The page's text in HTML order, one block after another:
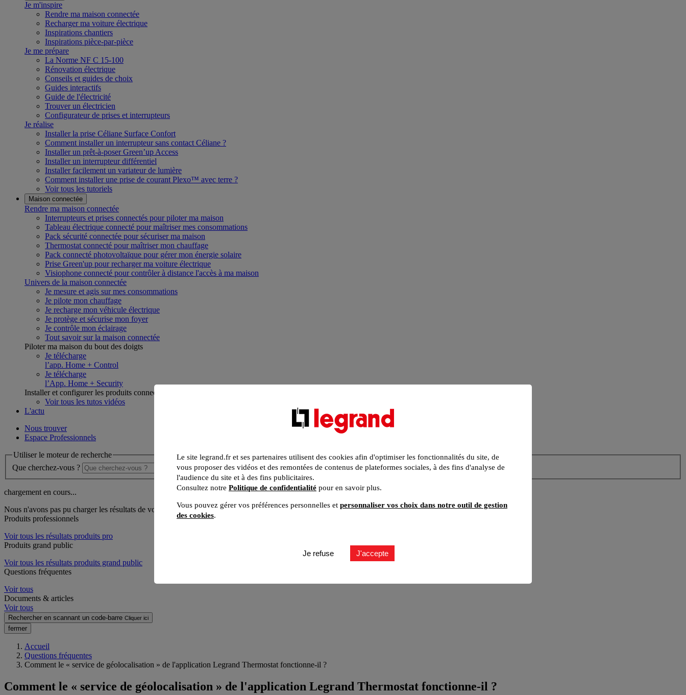
Je m'inspire
Rendre ma maison connectée
Recharger ma voiture électrique
Inspirations chantiers
Inspirations pièce-par-pièce
Je me prépare
La Norme NF C 15-100
Rénovation électrique
Conseils et guides de choix
Guides interactifs
Guide de l'électricité
Trouver un électricien
Configurateur de prises et interrupteurs
Je réalise
Installer la prise Céliane Surface Confort
Comment installer un interrupteur sans contact Céliane ?
Installer un prêt-à-poser Green’up Access
Installer un interrupteur différentiel
Installer facilement un variateur de lumière
Comment installer une prise de courant Plexo™ avec terre ?
Voir tous les tutoriels
Maison connectée
Rendre ma maison connectée
Interrupteurs et prises connectés pour piloter ma maison
Tableau électrique connecté pour maîtriser mes consommations
Pack sécurité connectée pour sécuriser ma maison
Thermostat connecté pour maîtriser mon chauffage
Pack connecté photovoltaïque pour gérer mon énergie solaire
Prise Green'up pour recharger ma voiture électrique
Visiophone connecté pour contrôler à distance l'accès à ma maison
Univers de la maison connectée
Je mesure et agis sur mes consommations
Je pilote mon chauffage
Je recharge mon véhicule électrique
Je protège et sécurise mon foyer
Je contrôle mon éclairage
Tout savoir sur la maison connectée
Piloter ma maison du bout des doigts
Je télécharge
l’app. Home + Control
Je télécharge
l’App. Home + Security
Installer et configurer les produits connectés
Voir tous les tutos vidéos
L'actu
Nous trouver
Espace Professionnels
Utiliser le moteur de recherche
Que cherchez-vous ?
chargement en cours...
Nous n'avons pas pu charger les résultats de votre recherche
Produits professionnels
Voir tous les résultats produits pro
Produits grand public
Voir tous les résultats produits grand public
Questions fréquentes
Voir tous
Documents & articles
Voir tous
Rechercher en scannant un code-barre Cliquer ici
fermer
Accueil
Questions fréquentes
Comment le « service de géolocalisation » de l'application Legrand Thermostat fonctionne-il ?
Comment le « service de géolocalisation » de l'application Legrand Thermostat fonctionne-il ?
Le site legrand.fr et ses partenaires utilisent des cookies afin d'optimiser les fonctionnalités du site, de
vous proposer des vidéos et des remontées de contenus de plateformes sociales, à des fins d'analyse de
l'audience du site et à des fins publicitaires.
Consultez notre Politique de confidentialité pour en savoir plus.
Vous pouvez gérer vos préférences personnelles et personnaliser vos choix dans notre outil de gestion
des cookies.
Je refuse J'accepte